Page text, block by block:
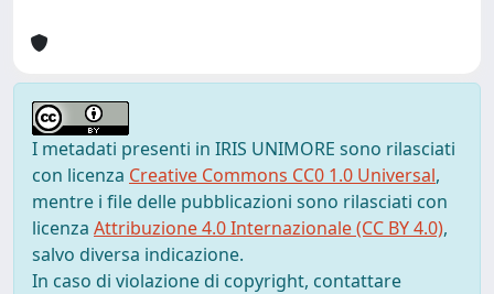
I metadati presenti in IRIS UNIMORE sono rilasciati
con licenza Creative Commons CC0 1.0 Universal,
mentre i file delle pubblicazioni sono rilasciati con
licenza Attribuzione 4.0 Internazionale (CC BY 4.0),
salvo diversa indicazione.
In caso di violazione di copyright, contattare